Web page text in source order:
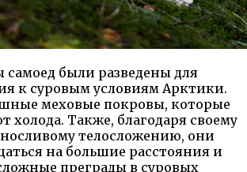
самоед были разведены для
к суровым условиям Арктики.
меховые покровы, которые
холода. Также, благодаря своему
телосложению, они
на большие расстояния и
преграды в суровых